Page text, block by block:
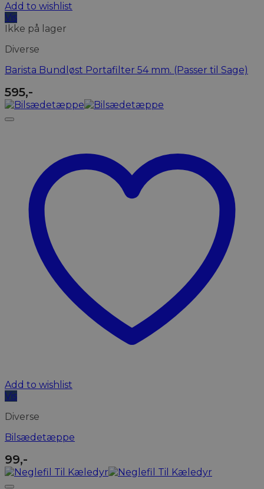
Add to wishlist
Vis
Ikke på lager
Diverse
Barista Bundløst Portafilter 54 mm. (Passer til Sage)
595,-
Add to wishlist
Vis
Diverse
Bilsædetæppe
99,-